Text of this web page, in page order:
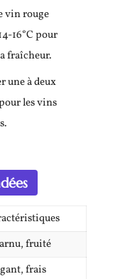
vin rouge
16°C pour
fraîcheur.
une à deux
les vins
fruité
frais